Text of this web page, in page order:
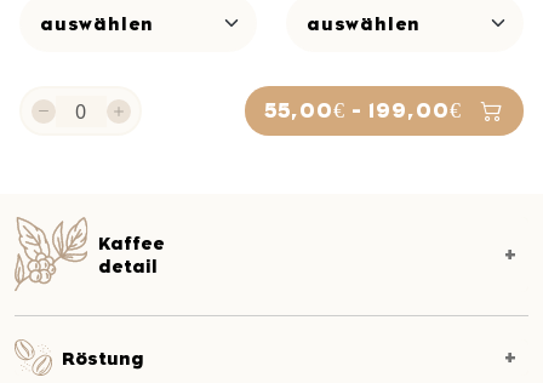
Kaffee
detail
Röstung
55,00€ - 199,00€